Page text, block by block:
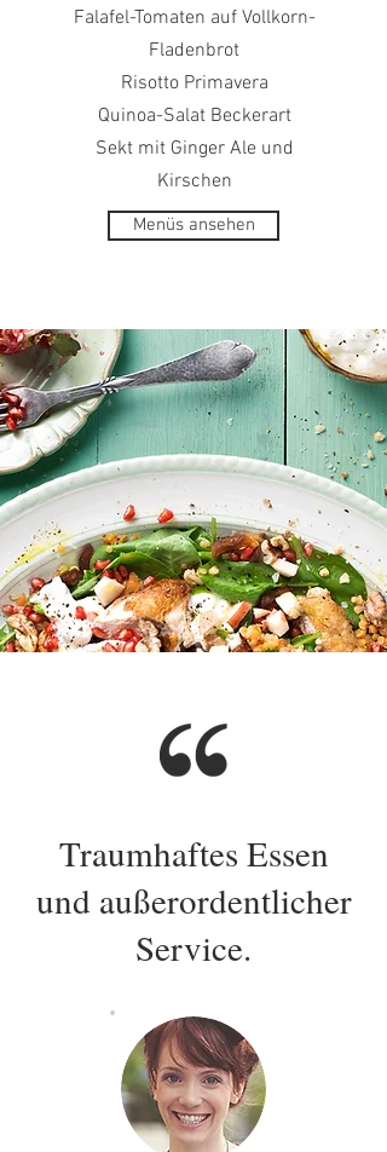
Falafel-Tomaten auf Vollkorn-
Fladenbrot
Risotto Primavera
Quinoa-Salat Beckerart
Sekt mit Ginger Ale und
Kirschen
Menüs ansehen
Traumhaftes Essen
und außerordentlicher
Service.